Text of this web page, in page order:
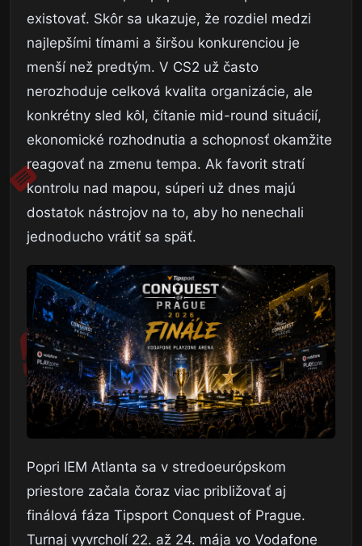
existovať. Skôr sa ukazuje, že rozdiel medzi
najlepšími tímami a širšou konkurenciou je
menší než predtým. V CS2 už často
nerozhoduje celková kvalita organizácie, ale
konkrétny sled kôl, čítanie mid-round situácií,
ekonomické rozhodnutia a schopnosť okamžite
reagovať na zmenu tempa. Ak favorit stratí
kontrolu nad mapou, súperi už dnes majú
dostatok nástrojov na to, aby ho nenechali
jednoducho vrátiť sa späť.
Popri IEM Atlanta sa v stredoeurópskom
priestore začala čoraz viac približovať aj
finálová fáza Tipsport Conquest of Prague.
Turnaj vyvrcholí 22. až 24. mája vo Vodafone